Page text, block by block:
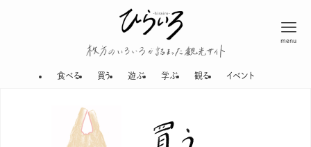
menu
食べる 買う 遊ぶ 学ぶ 観る イベント